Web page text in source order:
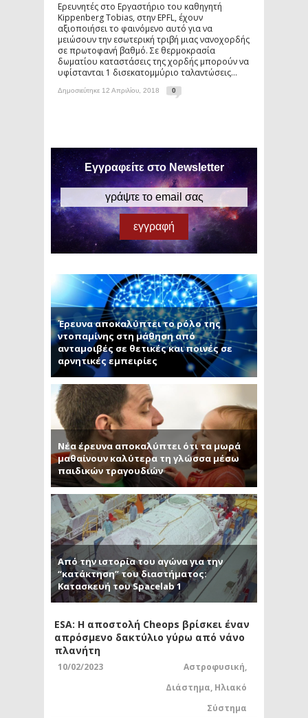
Ερευνητές στο Εργαστήριο του καθηγητή
Kippenberg Tobias, στην EPFL, έχουν
αξιοποιήσει το φαινόμενο αυτό για να
μειώσουν την εσωτερική τριβή μιας νανοχορδής
σε πρωτοφανή βαθμό. Σε θερμοκρασία
δωματίου καταστάσεις της χορδής μπορούν να
υφίστανται 1 δισεκατομμύριο ταλαντώσεις...
Δημοσιεύτηκε 12 Απριλίου, 2018 0
Εγγραφείτε στο Newsletter
Έρευνα αποκαλύπτει το ρόλο της
ντοπαμίνης στη μάθηση από
ανταμοιβές σε θετικές και ποινές σε
αρνητικές εμπειρίες
Νέα έρευνα αποκαλύπτει ότι τα μωρά
μαθαίνουν καλύτερα τη γλώσσα μέσω
παιδικών τραγουδιών
Από την ιστορία του αγώνα για την
“κατάκτηση” του διαστήματος:
Κατασκευή του Spacelab 1
ESA: Η αποστολή Cheops βρίσκει έναν
απρόσμενο δακτύλιο γύρω από νάνο
πλανήτη
10/02/2023 Αστροφυσική,
Διάστημα, Ηλιακό
Σύστημα